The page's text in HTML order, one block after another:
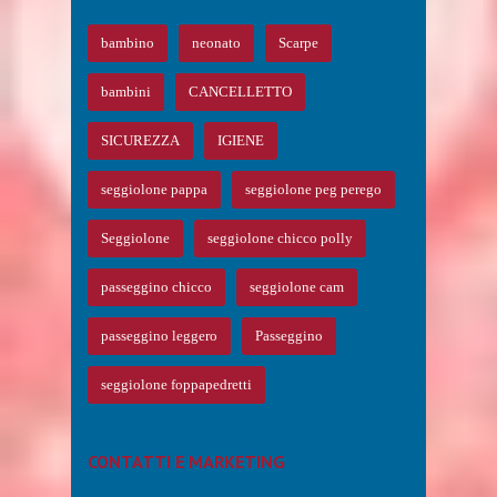
bambino neonato Scarpe
bambini CANCELLETTO
SICUREZZA IGIENE
seggiolone pappa seggiolone peg perego
Seggiolone seggiolone chicco polly
passeggino chicco seggiolone cam
passeggino leggero Passeggino
seggiolone foppapedretti
CONTATTI E MARKETING